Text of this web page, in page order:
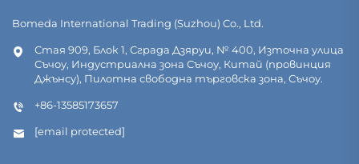
Bomeda International Trading (Suzhou) Co., Ltd.
Стая 909, Блок 1, Сграда Дзяруи, № 400, Източна улица
Съчоу, Индустриална зона Съчоу, Китай (провинция
Джънсу), Пилотна свободна търговска зона, Съчоу.
+86-13585173657
[email protected]